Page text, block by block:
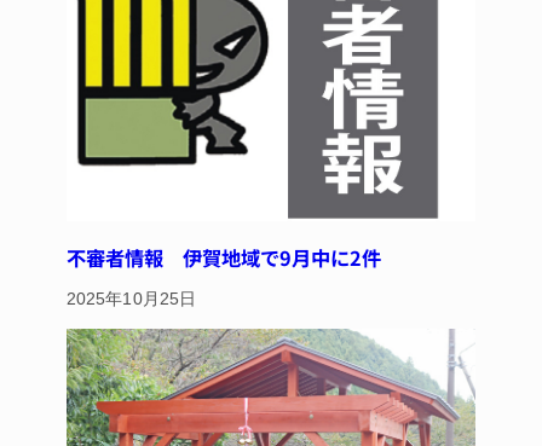
不審者情報 伊賀地域で9月中に2件
2025年10月25日